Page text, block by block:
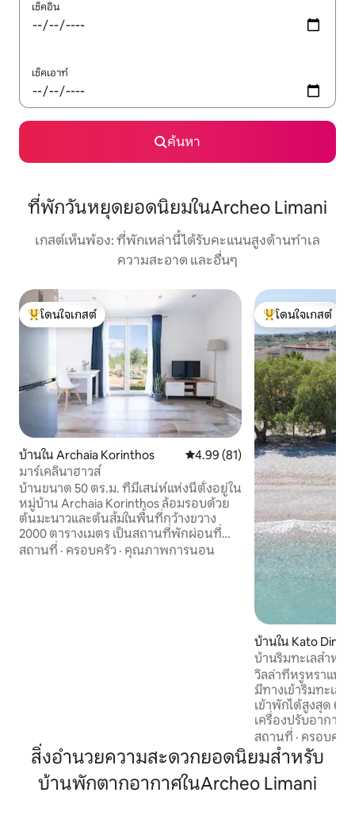
เช็คอิน
เช็คเอาท์
ค้นหา
ที่พักวันหยุดยอดนิยมในArcheo Limani
เกสต์เห็นพ้อง: ที่พักเหล่านี้ได้รับคะแนนสูงด้านทำเล
ความสะอาด และอื่นๆ
โดนใจเกสต์ที่สุด
โดนใจเกสต์
บ้านใน Archaia Korinthos คะแนนเฉลี่ย 4.99 จาก 5, 81 รีวิว
4.99 (81)
มาร์เคลินาฮาวส์
บ้านขนาด 50 ตร.ม. ที่มีเสน่ห์แห่งนี้ตั้งอยู่ใน
หมู่บ้าน Archaia Korinthos ล้อมรอบด้วย
ต้นมะนาวและต้นส้มในพื้นที่กว้างขวาง
2000 ตารางเมตร เป็นสถานที่พักผ่อนที่
เหมาะสำหรับการพักผ่อนและความเงียบ
สถานที่ · ครอบครัว · คุณภาพการนอน
โดนใจเกสต์ที่สุด
โดนใจเกสต์
บ้านใน Kato
บ้านริมทะเลสำหรั
ใหญ่และวิวทะเล
วิลล่าที่หรูหราแห่
มีทางเข้าริมทะเล
เข้าพักได้สูงสุด 6
เครื่องปรับอากาศ
ได้รับการปรับปรุง
การตกแต่งภายใน
หน้าต่างประหยัด
แมลงที่ประตูระเบี
ทะเลสดชื่นไหลเวี
สถานที่ · ครอบครัว
สิ่งอำนวยความสะดวกยอดนิยมสำหรับ
บ้านพักตากอากาศในArcheo Limani